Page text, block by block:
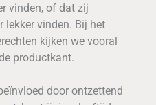
vinden, of dat zij
lekker vinden. Bij het
kijken we vooral
productkant.
door ontzettend